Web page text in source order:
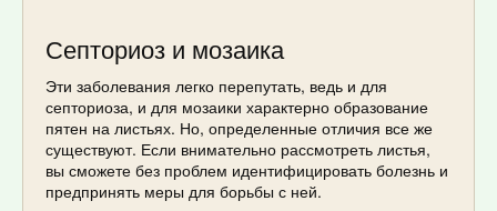
Септориоз и мозаика
Эти заболевания легко перепутать, ведь и для
септориоза, и для мозаики характерно образование
пятен на листьях. Но, определенные отличия все же
существуют. Если внимательно рассмотреть листья,
вы сможете без проблем идентифицировать болезнь и
предпринять меры для борьбы с ней.